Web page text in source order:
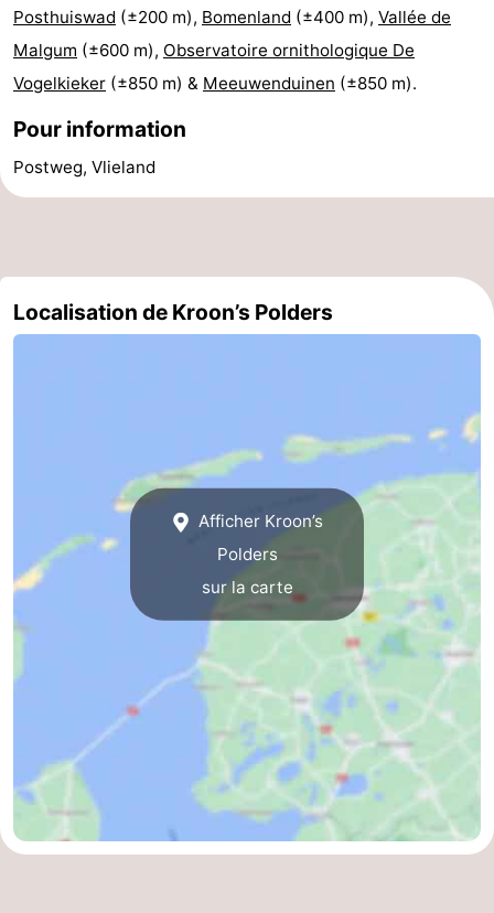
Posthuiswad (±200 m), Bomenland (±400 m), Vallée de
Malgum (±600 m), Observatoire ornithologique De
Vogelkieker (±850 m) & Meeuwenduinen (±850 m).
Pour information
Postweg, Vlieland
Localisation de Kroon’s Polders
Afficher Kroon’s
Polders
sur la carte